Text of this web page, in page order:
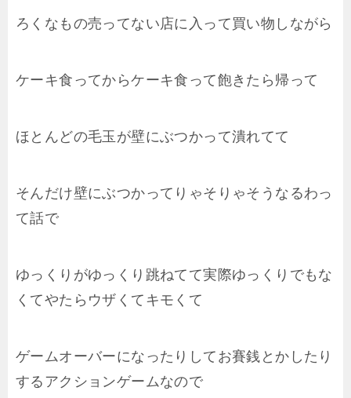
ろくなもの売ってない店に入って買い物しながら
ケーキ食ってからケーキ食って飽きたら帰って
ほとんどの毛玉が壁にぶつかって潰れてて
そんだけ壁にぶつかってりゃそりゃそうなるわっ
て話で
ゆっくりがゆっくり跳ねてて実際ゆっくりでもな
くてやたらウザくてキモくて
ゲームオーバーになったりしてお賽銭とかしたり
するアクションゲームなので